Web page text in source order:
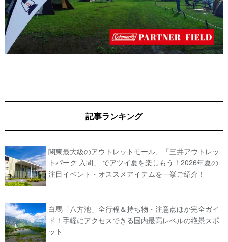
記事ランキング
関東最大級のアウトレットモール、「三井アウトレッ
トパーク 入間」 でアツイ夏を楽しもう！2026年夏の
注目イベント・オススメアイテムを一挙ご紹介！
白馬「八方池」全行程＆持ち物・注意点ほか完全ガイ
ド！手軽にアクセスできる国内最高レベルの絶景スポ
ット